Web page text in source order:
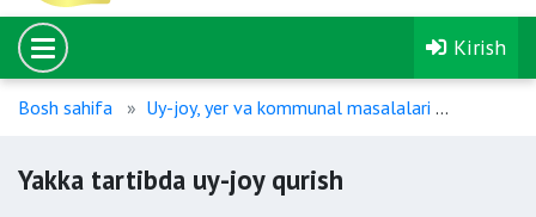
Kirish
Bosh sahifa Uy-joy, yer va kommunal masalalari
Yakka tartibda uy-joy qurish